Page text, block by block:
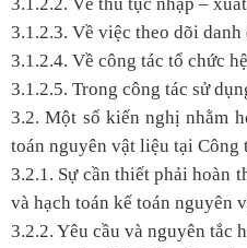
3.1.2.2. Về thủ tục nhập –
3.1.2.3. Về việc theo dõi
3.1.2.4. Về công tác tổ chức
3.1.2.5. Trong công tác sử
3.2. Một số kiến nghị nhằm
toán nguyên vật liệu tại Công
3.2.1. Sự cần thiết phải hoàn
và hạch toán kế toán nguyên
3.2.2. Yêu cầu và nguyên tắc